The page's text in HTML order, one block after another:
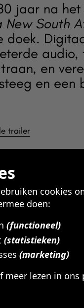
cookies
doen:
(functioneel)
(statistieken)
(marketing)
meer lezen in ons
jaar na
New South
doek.
audio,
en
en een
trailer
oktober 2024